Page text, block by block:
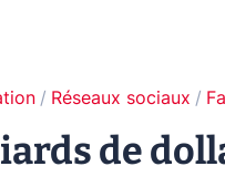
Réseaux sociaux
de